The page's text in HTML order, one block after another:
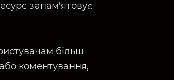
запам'ятовує
більш
коментування,